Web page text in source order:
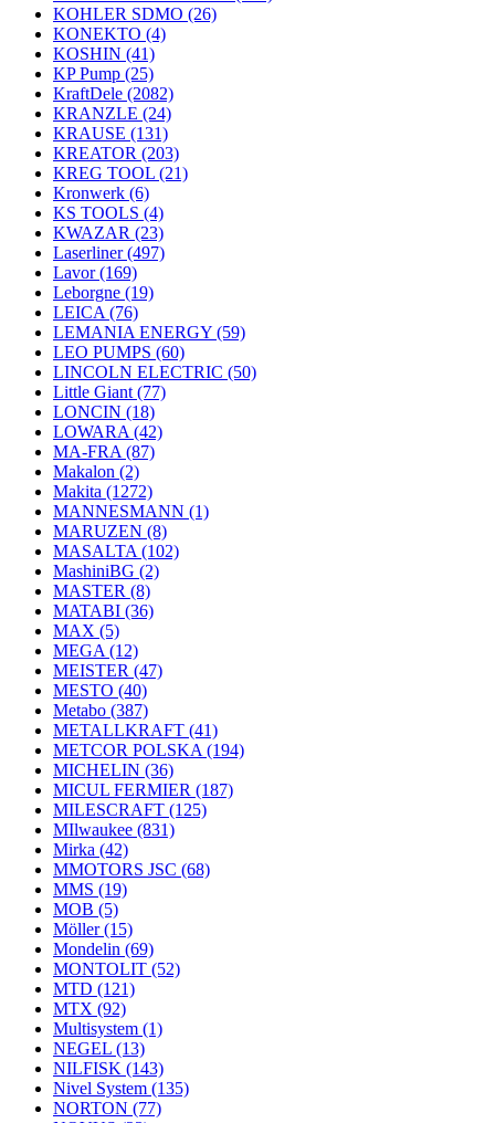
KOHLER SDMO (26)
KONEKTO (4)
KOSHIN (41)
KP Pump (25)
KraftDele (2082)
KRANZLE (24)
KRAUSE (131)
KREATOR (203)
KREG TOOL (21)
Kronwerk (6)
KS TOOLS (4)
KWAZAR (23)
Laserliner(497)
Lavor(169)
Leborgne (19)
LEICA (76)
LEMANIA ENERGY (59)
LEO PUMPS (60)
LINCOLN ELECTRIC (50)
Little Giant (77)
LONCIN (18)
LOWARA (42)
MA-FRA (87)
Makalon (2)
Makita (1272)
MANNESMANN (1)
MARUZEN (8)
MASALTA (102)
MashiniBG (2)
MASTER (8)
MATABI (36)
MAX (5)
MEGA (12)
MEISTER (47)
MESTO (40)
Metabo (387)
METALLKRAFT (41)
METCOR POLSKA (194)
MICHELIN (36)
MICUL FERMIER (187)
MILESCRAFT (125)
MIlwaukee (831)
Mirka (42)
MMOTORS JSC (68)
MMS (19)
MOB (5)
Möller(15)
Mondelin (69)
MONTOLIT (52)
MTD (121)
MTX (92)
Multisystem (1)
NEGEL (13)
NILFISK (143)
Nivel System (135)
NORTON (77)